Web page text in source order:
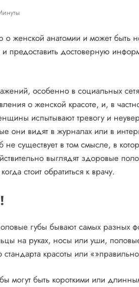
о женской анатомии и может быть
и предоставить достоверную
особенно в социальных
о женской красоте, и, в
испытывают тревогу и
они видят в журналах или в
существует в том смысле, в
выглядят здоровые
стоит обратиться к врачу.
губы бывают самых разных
на руках, носы или уши,
красоты или
могут быть короткими или